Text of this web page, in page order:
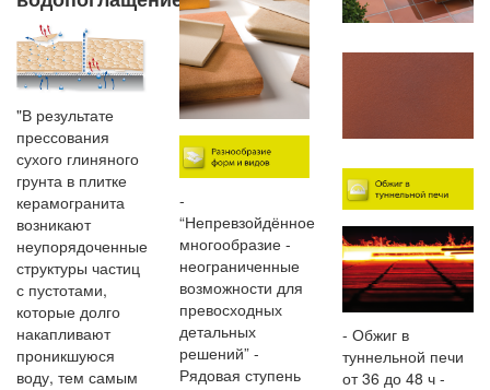
"В результате
прессования
сухого глиняного
грунта в плитке
керамогранита
возникают
неупорядоченные
структуры частиц
с пустотами,
которые долго
накапливают
проникшуюся
воду, тем самым
-
“Непревзойдённое
многообразие -
неограниченные
возможности для
превосходных
детальных
решений” -
Рядовая ступень
- Обжиг в
туннельной печи
от 36 до 48 ч -